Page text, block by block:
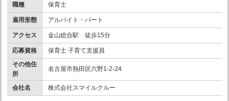
職種 保育士
雇用形態 アルバイト・パート
アクセス 金山総合駅 徒歩15分
応募資格
保育士 子育て支援員
その他住
所
名古屋市熱田区六野1-2-24
会社名 株式会社スマイルクルー